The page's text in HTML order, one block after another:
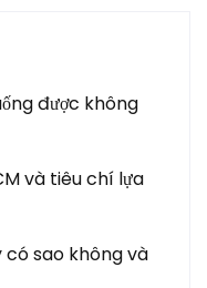
được không
và tiêu chí lựa
có sao không và